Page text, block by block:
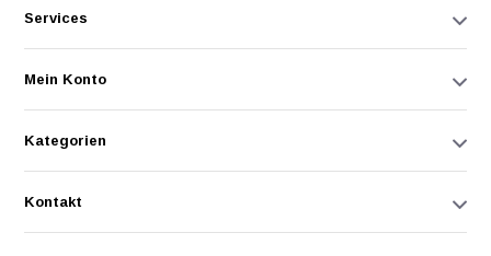
Services
Mein Konto
Kategorien
Kontakt